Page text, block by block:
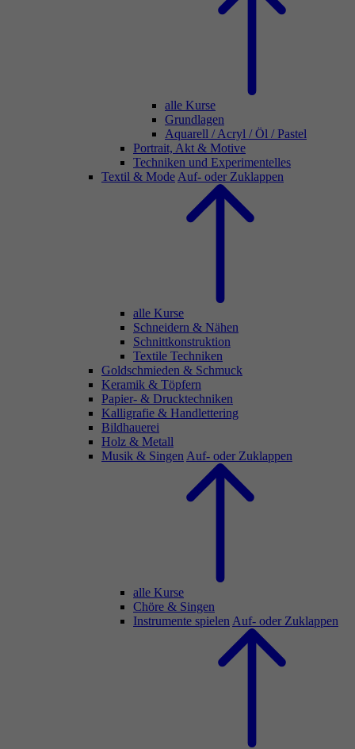
alle Kurse
Grundlagen
Aquarell / Acryl / Öl / Pastel
Portrait, Akt & Motive
Techniken und Experimentelles
Textil & Mode Auf- oder Zuklappen
alle Kurse
Schneidern & Nähen
Schnittkonstruktion
Textile Techniken
Goldschmieden & Schmuck
Keramik & Töpfern
Papier- & Drucktechniken
Kalligrafie & Handlettering
Bildhauerei
Holz & Metall
Musik & Singen Auf- oder Zuklappen
alle Kurse
Chöre & Singen
Instrumente spielen Auf- oder Zuklappen